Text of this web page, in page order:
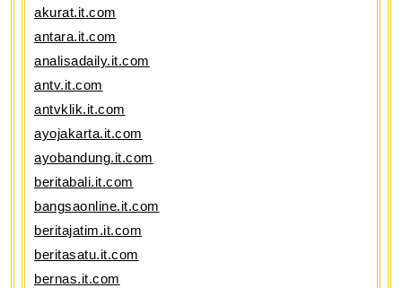
akurat.it.com
antara.it.com
analisadaily.it.com
antv.it.com
antvklik.it.com
ayojakarta.it.com
ayobandung.it.com
beritabali.it.com
bangsaonline.it.com
beritajatim.it.com
beritasatu.it.com
bernas.it.com